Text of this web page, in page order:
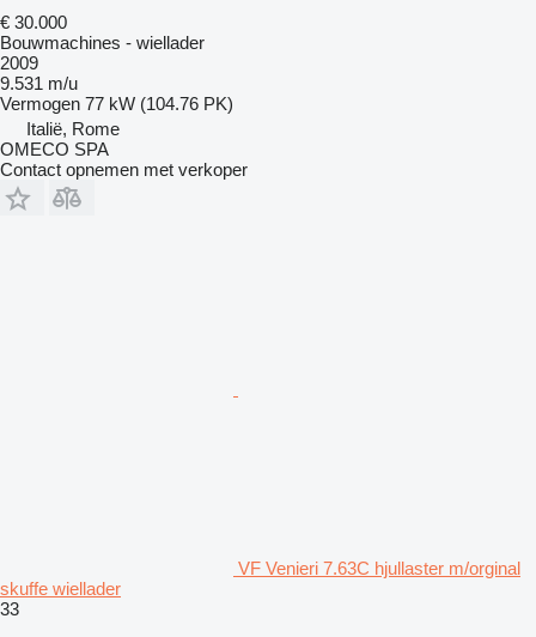
€ 30.000
Bouwmachines - wiellader
2009
9.531 m/u
Vermogen 77 kW (104.76 PK)
Italië, Rome
OMECO SPA
Contact opnemen met verkoper
VF Venieri 7.63C hjullaster m/orginal
skuffe wiellader
33